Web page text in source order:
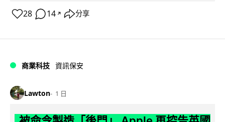
28 14 ↗ 分享
商業科技 資訊保安
Lawton 1 日